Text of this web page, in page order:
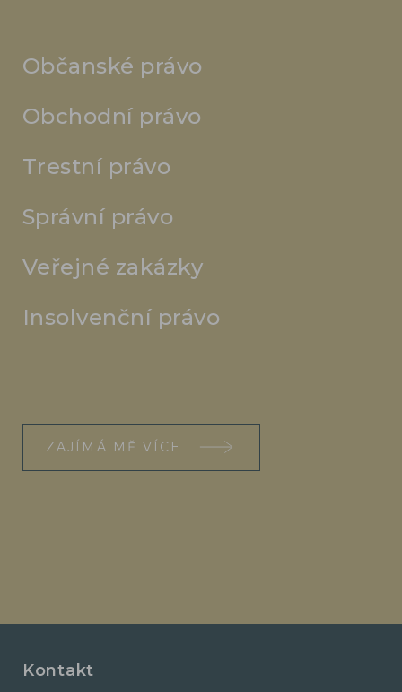
Občanské právo
Obchodní právo
Trestní právo
Správní právo
Veřejné zakázky
Insolvenční právo
ZAJÍMÁ MĚ VÍCE
Kontakt